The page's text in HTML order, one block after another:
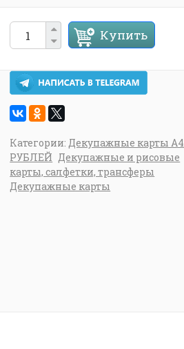
Купить
Категории:Декупажные карты А4
РУБЛЕЙ Декупажные и рисовые
карты, салфетки, трансферы
Декупажные карты